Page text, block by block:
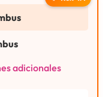
adicionales